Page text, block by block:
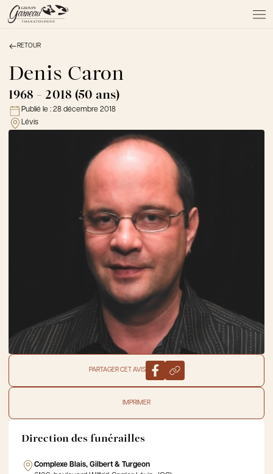
À PROPOS
NOS SERVICES
NOS PRODUITS
NOTRE ÉQUIPE
NOS SALONS
AVIS DE DÉCÈS
RETOUR
Denis Caron
1968 - 2018 (50 ans)
Publié le : 28 décembre 2018
Lévis
PARTAGER CET AVIS
IMPRIMER
Direction des funérailles
Complexe Blais, Gilbert & Turgeon